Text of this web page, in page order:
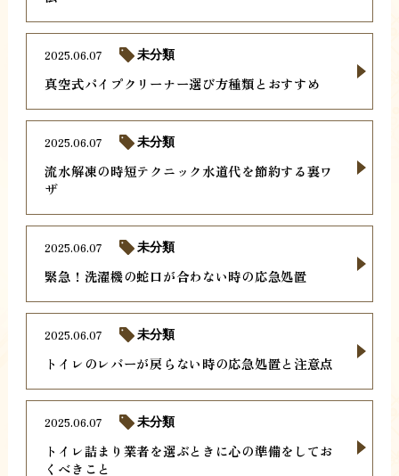
真空式パイプクリーナー選び方種類とおすすめ
2025.06.07 未分類
流水解凍の時短テクニック水道代を節約する裏ワ
ザ
2025.06.07 未分類
緊急！洗濯機の蛇口が合わない時の応急処置
2025.06.07 未分類
トイレのレバーが戻らない時の応急処置と注意点
2025.06.07 未分類
トイレ詰まり業者を選ぶときに心の準備をしてお
くべきこと
2025.06.07 未分類